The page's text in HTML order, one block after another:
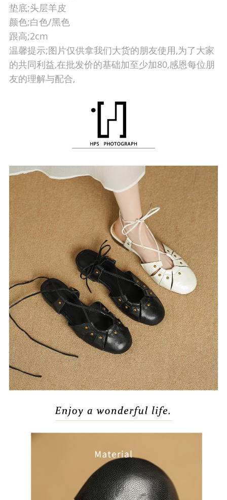
垫底;头层羊皮
颜色;白色/黑色
跟高;2cm
温馨提示;图片仅供拿我们大货的朋友使用,为了大家
的共同利益,在批发价的基础加至少加80,感恩每位朋
友的理解与配合,